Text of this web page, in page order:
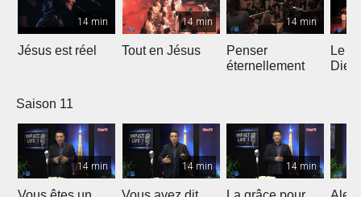
14 min
Jésus est réel
14 min
Tout en Jésus
14 min
Penser
éternellement
Le
Dieu
Saison 11
14 min 14 min 14 min